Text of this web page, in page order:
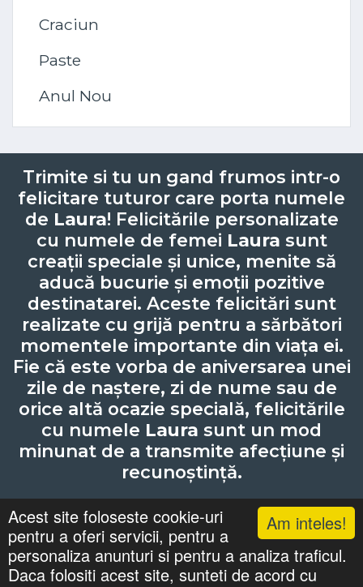
Am inteles!
Acest site foloseste cookie-uri
pentru a oferi servicii, pentru a
personaliza anunturi si pentru a analiza traficul.
Daca folositi acest site, sunteti de acord cu
Craciun
Paste
Anul Nou
Trimite si tu un gand frumos intr-o
felicitare tuturor care porta numele
de Laura! Felicitările personalizate
cu numele de femei Laura sunt
creații speciale și unice, menite să
aducă bucurie și emoții pozitive
destinatarei. Aceste felicitări sunt
realizate cu grijă pentru a sărbători
momentele importante din viața ei.
Fie că este vorba de aniversarea unei
zile de naștere, zi de nume sau de
orice altă ocazie specială, felicitările
cu numele Laura sunt un mod
minunat de a transmite afecțiune și
recunoștință.
Lista cu nume Căutari
Zile Onomastice
Confidentialitate Gif-uri Animate
©felicitaricunume.com. All Rights Reserved.